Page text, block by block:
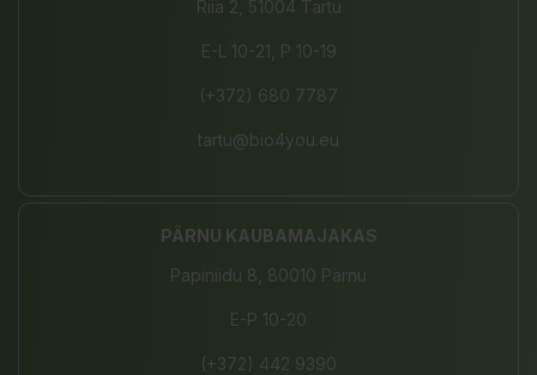
Riia 2, 51004 Tartu
E-L 10-21, P 10-19
(+372) 680 7787
tartu@bio4you.eu
PÄRNU KAUBAMAJAKAS
Papiniidu 8, 80010 Pärnu
E-P 10-20
(+372) 442 9390